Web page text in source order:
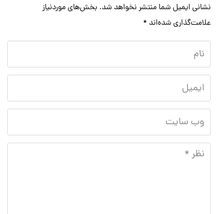
نشانی ایمیل شما منتشر نخواهد شد. بخش‌های موردنیاز
علامت‌گذاری شده‌اند *